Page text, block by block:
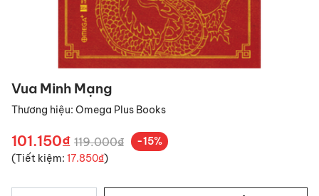
Vua Minh Mạng
Thương hiệu: Omega Plus Books
101.150₫ 119.000₫
-15%
(Tiết kiệm: 17.850₫)